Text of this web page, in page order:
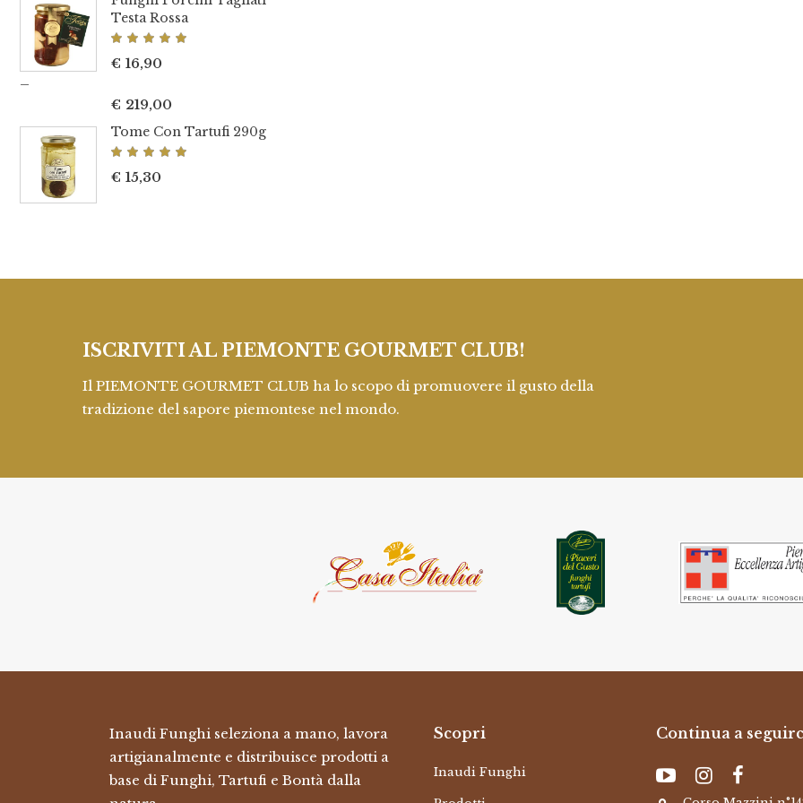
Testa Rossa
5.00
su 5
€ 16,90
–
€ 219,00
Tome Con Tartufi 290g
5.00
su 5
€ 15,30
ISCRIVITI AL PIEMONTE GOURMET CLUB!
Il PIEMONTE GOURMET CLUB ha lo scopo di promuovere il gusto della
tradizione del sapore piemontese nel mondo.
Inaudi Funghi seleziona a mano, lavora
artigianalmente e distribuisce prodotti a
base di Funghi, Tartufi e Bontà dalla
Scopri
Inaudi Funghi
Continua a